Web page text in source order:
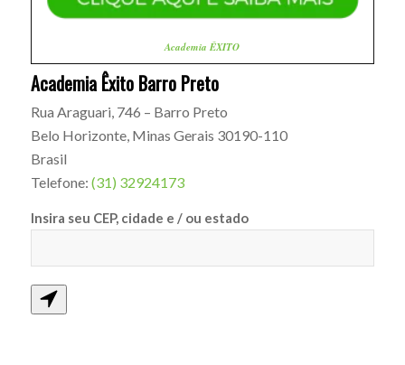
Academia ÊXITO
Academia Êxito Barro Preto
Rua Araguari, 746 – Barro Preto
Belo Horizonte, Minas Gerais 30190-110
Brasil
Telefone: (31) 32924173
Insira seu CEP, cidade e / ou estado